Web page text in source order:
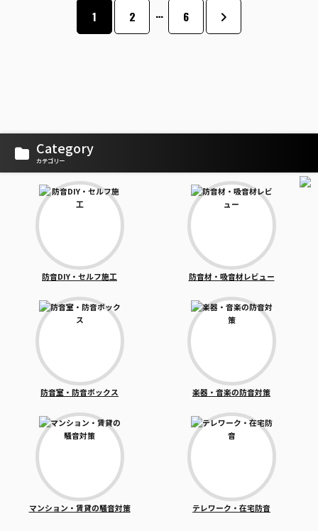
1 2 … 6
Category
カテゴリー
防音DIY・セルフ施工 防音材・吸音材レビュー
防音室・防音ボックス 楽器・音楽の防音対策
マンション・賃貸の騒音対策 テレワーク・在宅防音